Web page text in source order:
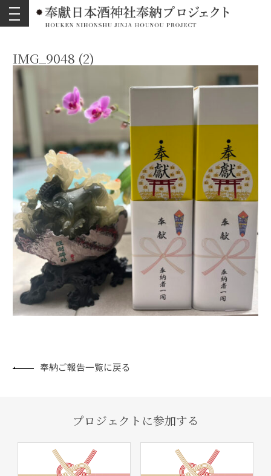
toggle
navigation
IMG_9048 (2)
奉納ご報告一覧に戻る
プロジェクトに参加する